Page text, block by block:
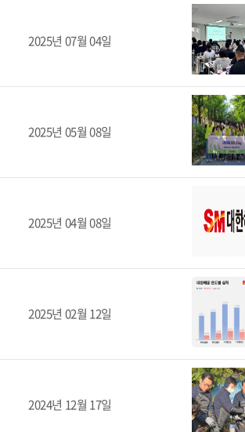
2025년 07월 04일
2025년 05월 08일
2025년 04월 08일
2025년 02월 12일
2024년 12월 17일